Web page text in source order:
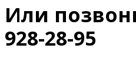
Или
928-28-95